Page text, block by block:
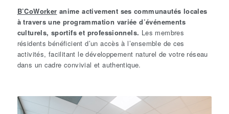
B’CoWorker anime activement ses communautés locales
à travers une programmation variée d’événements
culturels, sportifs et professionnels. Les membres
résidents bénéficient d’un accès à l’ensemble de ces
activités, facilitant le développement naturel de votre réseau
dans un cadre convivial et authentique.